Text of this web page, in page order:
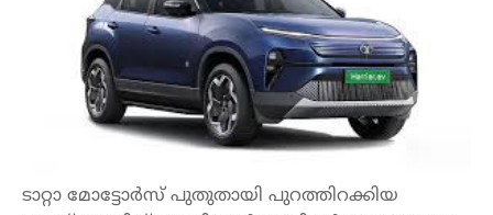
ടാറ്റാ മോട്ടോർസ് പുതുതായി പുറത്തിറക്കിയ